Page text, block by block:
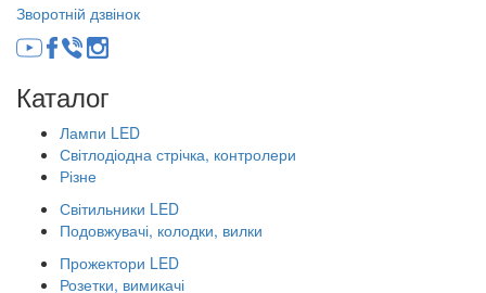
Зворотній дзвінок
Каталог
Лампи LED
Світлодіодна стрічка, контролери
Різне
Світильники LED
Подовжувачі, колодки, вилки
Прожектори LED
Розетки, вимикачі